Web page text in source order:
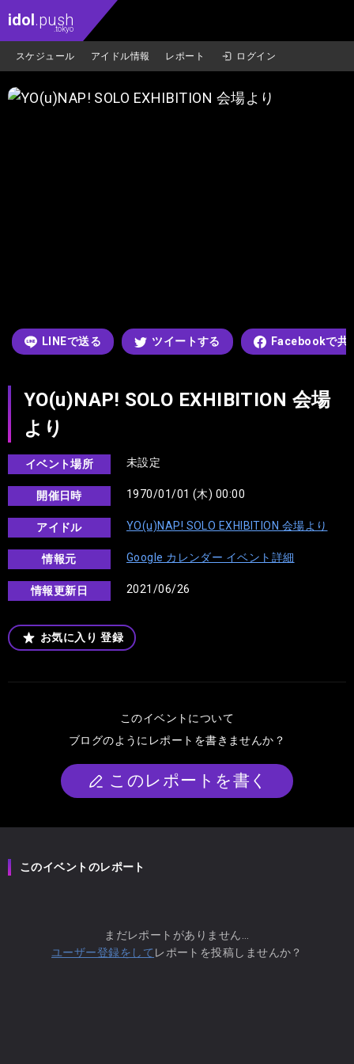
idol.push
.tokyo
スケジュール アイドル情報 レポート ログイン
LINEで送る ツイートする Facebookで共
YO(u)NAP! SOLO EXHIBITION 会場
より
イベント場所 未設定
開催日時 1970/01/01 (木) 00:00
アイドル YO(u)NAP! SOLO EXHIBITION 会場より
情報元 Google カレンダー イベント詳細
情報更新日 2021/06/26
お気に入り 登録
このイベントについて
ブログのようにレポートを書きませんか？
このレポートを書く
このイベントのレポート
まだレポートがありません...
ユーザー登録をして レポートを投稿しませんか？